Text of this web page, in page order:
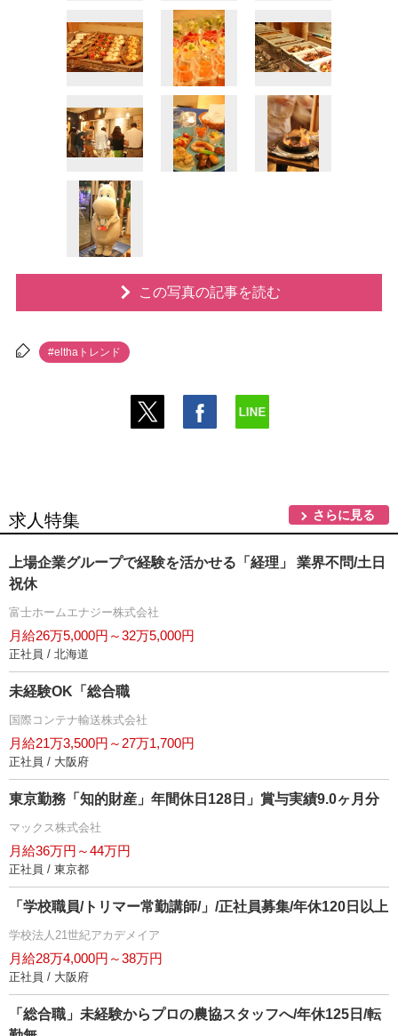
この写真の記事を読む
#elthaトレンド
求人特集 さらに見る
上場企業グループで経験を活かせる「経理」 業界不問/土日
祝休
富士ホームエナジー株式会社
月給26万5,000円～32万5,000円
正社員 / 北海道
未経験OK「総合職
国際コンテナ輸送株式会社
月給21万3,500円～27万1,700円
正社員 / 大阪府
東京勤務「知的財産」年間休日128日」賞与実績9.0ヶ月分
マックス株式会社
月給36万円～44万円
正社員 / 東京都
「学校職員/トリマー常勤講師/」/正社員募集/年休120日以上
学校法人21世紀アカデメイア
月給28万4,000円～38万円
正社員 / 大阪府
「総合職」未経験からプロの農協スタッフへ/年休125日/転